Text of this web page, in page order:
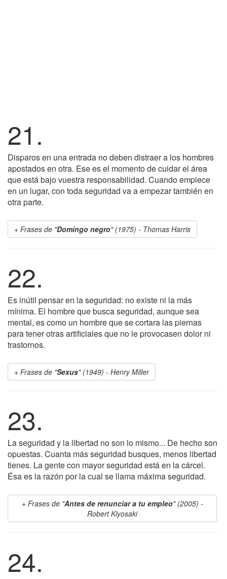
21.
Disparos en una entrada no deben distraer a los hombres
apostados en otra. Ese es el momento de cuidar el área
que está bajo vuestra responsabilidad. Cuando empiece
en un lugar, con toda seguridad va a empezar también en
otra parte.
Frases de "Domingo negro" (1975) - Thomas Harris
22.
Es inútil pensar en la seguridad: no existe ni la más
mínima. El hombre que busca seguridad, aunque sea
mental, es como un hombre que se cortara las piernas
para tener otras artificiales que no le provocasen dolor ni
trastornos.
Frases de "Sexus" (1949) - Henry Miller
23.
La seguridad y la libertad no son lo mismo... De hecho son
opuestas. Cuanta más seguridad busques, menos libertad
tienes. La gente con mayor seguridad está en la cárcel.
Ésa es la razón por la cual se llama máxima seguridad.
Frases de "Antes de renunciar a tu empleo" (2005) -
Robert Kiyosaki
24.